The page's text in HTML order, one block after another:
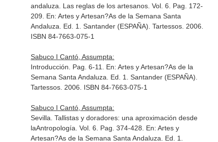
andaluza. Las reglas de los artesanos. Vol. 6. Pag. 172-
209. En: Artes y Artesan?As de la Semana Santa
Andaluza . Ed. 1. Santander (ESPAÑA). Tartessos. 2006.
ISBN 84-7663-075-1
Sabuco I Cantó, Assumpta:
Introducción. Pag. 6-11. En: Artes y Artesan?As de la
Semana Santa Andaluza . Ed. 1. Santander (ESPAÑA).
Tartessos. 2006. ISBN 84-7663-075-1
Sabuco I Cantó, Assumpta:
Sevilla. Tallistas y doradores: una aproximación desde
laAntropología. Vol. 6. Pag. 374-428. En: Artes y
Artesan?As de la Semana Santa Andaluza . Ed. 1.